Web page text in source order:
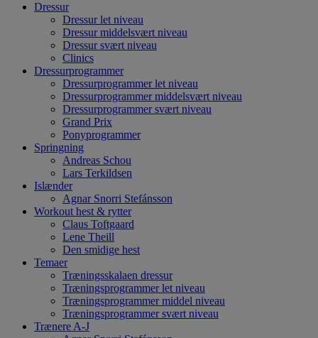
Dressur
Dressur let niveau
Dressur middelsvært niveau
Dressur svært niveau
Clinics
Dressurprogrammer
Dressurprogrammer let niveau
Dressurprogrammer middelsvært niveau
Dressurprogrammer svært niveau
Grand Prix
Ponyprogrammer
Springning
Andreas Schou
Lars Terkildsen
Islænder
Agnar Snorri Stefánsson
Workout hest & rytter
Claus Toftgaard
Lene Theill
Den smidige hest
Temaer
Træningsskalaen dressur
Træningsprogrammer let niveau
Træningsprogrammer middel niveau
Træningsprogrammer svært niveau
Trænere A-J